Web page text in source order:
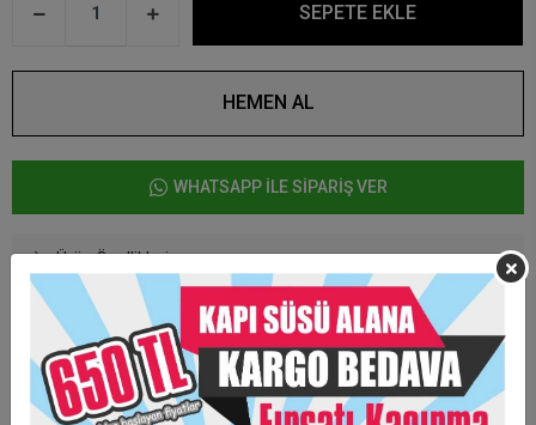
SEPETE EKLE
HEMEN AL
WHATSAPP İLE SİPARİŞ VER
Ürün Özellikleri
Baskıcı Amca Hediyelik Sabun
Sabunlarımız lavanta kokuludur.
Kişiye Özel Hazırlanmaktadır.
Minimum sipariş adeti 25 adettir.